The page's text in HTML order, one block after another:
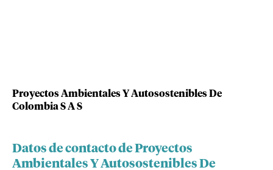
Proyectos Ambientales Y Autosostenibles De
Colombia S A S
Datos de contacto de Proyectos
Ambientales Y Autosostenibles De